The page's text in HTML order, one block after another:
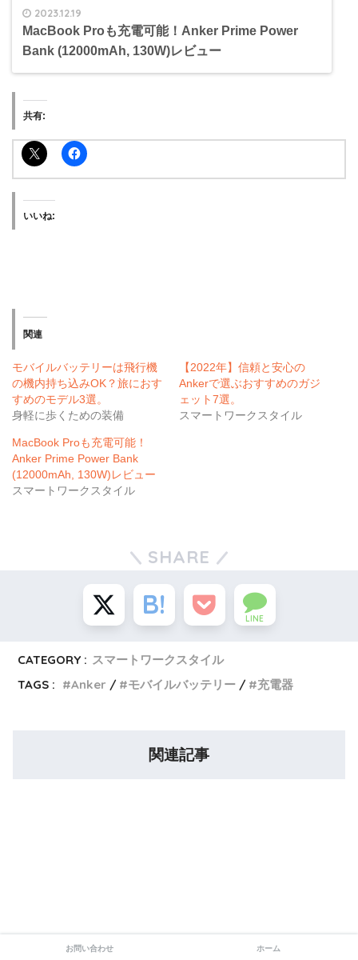
2023.12.19
MacBook Proも充電可能！Anker Prime Power
Bank (12000mAh, 130W)レビュー
共有:
いいね:
関連
モバイルバッテリーは飛行機
の機内持ち込みOK？旅におす
すめのモデル3選。
身軽に歩くための装備
【2022年】信頼と安心の
Ankerで選ぶおすすめのガジ
ェット7選。
スマートワークスタイル
MacBook Proも充電可能！
Anker Prime Power Bank
(12000mAh, 130W)レビュー
スマートワークスタイル
SHARE
LINE
CATEGORY : スマートワークスタイル
TAGS :
Anker モバイルバッテリー 充電器
関連記事
お問い合わせ ホーム